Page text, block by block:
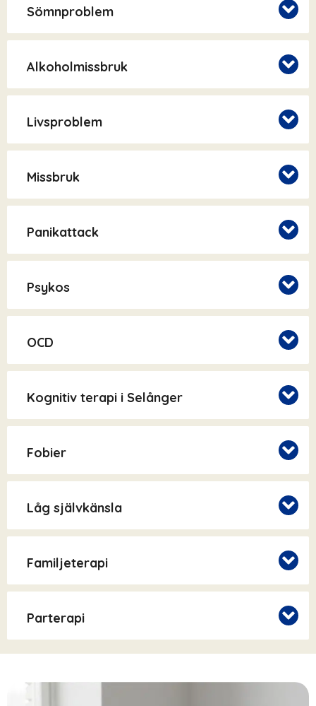
Sömnproblem
Alkoholmissbruk
Livsproblem
Missbruk
Panikattack
Psykos
OCD
Kognitiv terapi i Selånger
Fobier
Låg självkänsla
Familjeterapi
Parterapi